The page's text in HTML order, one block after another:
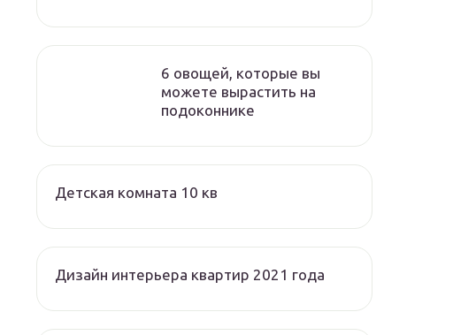
6 овощей, которые вы
можете вырастить на
подоконнике
Детская комната 10 кв
Дизайн интерьера квартир 2021 года